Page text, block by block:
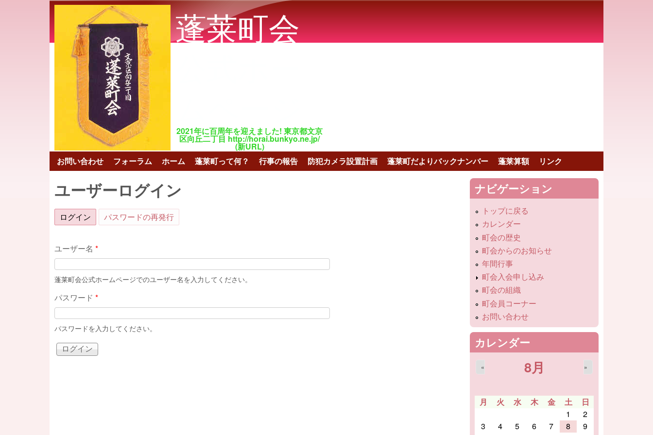
蓬莱町会
2021年に百周年を迎えました! 東京都文京
区向丘二丁目 http://horai.bunkyo.ne.jp/
(新URL)
メインメニュー
お問い合わせ フォーラム ホーム 蓬莱町って何？ 行事の報告 防犯カメラ設置計画 蓬莱町だよりバックナンバー 蓬莱算額 リンク
ユーザーログイン
ログイン (アクティブなタブ)
パスワードの再発行
ユーザー名 *
蓬莱町会公式ホームページでのユーザー名を入力してください。
パスワード *
パスワードを入力してください。
ナビゲーション
トップに戻る
カレンダー
町会の歴史
町会からのお知らせ
年間行事
町会入会申し込み
町会の組織
町会員コーナー
お問い合わせ
カレンダー
8月
« »
月 火 水 木 金 土
日
1
2
3
4 5 6 7 8
9